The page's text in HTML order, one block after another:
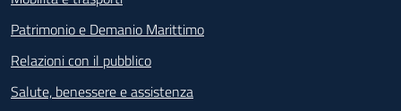
Patrimonio e Demanio Marittimo
Relazioni con il pubblico
Salute, benessere e assistenza